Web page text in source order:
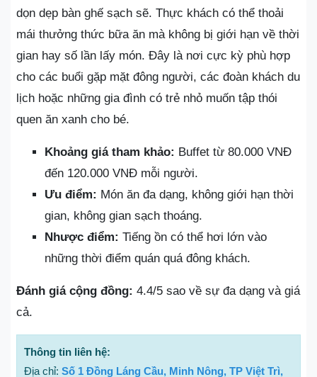
dọn dẹp bàn ghế sạch sẽ. Thực khách có thể thoải
mái thưởng thức bữa ăn mà không bị giới hạn về thời
gian hay số lần lấy món. Đây là nơi cực kỳ phù hợp
cho các buổi gặp mặt đông người, các đoàn khách du
lịch hoặc những gia đình có trẻ nhỏ muốn tập thói
quen ăn xanh cho bé.
Khoảng giá tham khảo: Buffet từ 80.000 VNĐ
đến 120.000 VNĐ mỗi người.
Ưu điểm: Món ăn đa dạng, không giới hạn thời
gian, không gian sạch thoáng.
Nhược điểm: Tiếng ồn có thể hơi lớn vào
những thời điểm quán quá đông khách.
Đánh giá cộng đồng: 4.4/5 sao về sự đa dạng và giá
cả.
Thông tin liên hệ:
Địa chỉ: Số 1 Đồng Láng Cầu, Minh Nông, TP Việt Trì,